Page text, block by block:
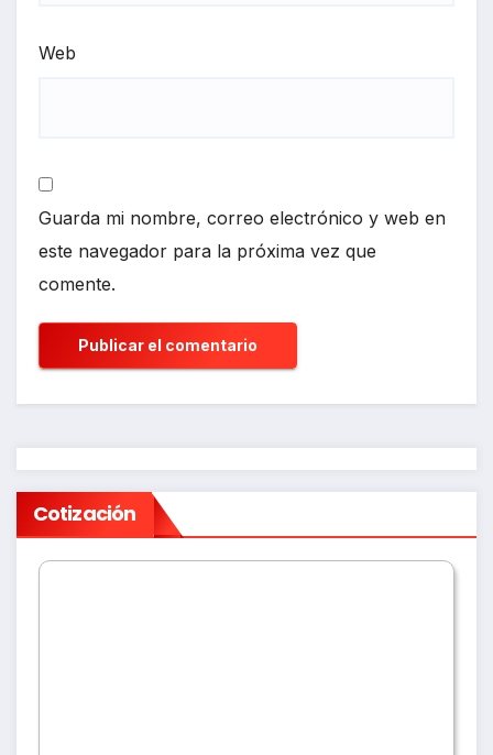
Web
Guarda mi nombre, correo electrónico y web en
este navegador para la próxima vez que
comente.
Cotización